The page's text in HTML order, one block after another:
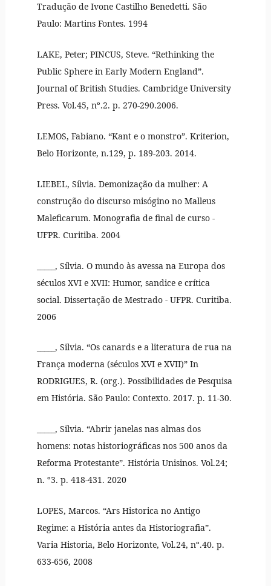
Tradução de Ivone Castilho Benedetti. São
Paulo: Martins Fontes. 1994
LAKE, Peter; PINCUS, Steve. “Rethinking the
Public Sphere in Early Modern England”.
Journal of British Studies. Cambridge University
Press. Vol.45, nº.2. p. 270-290.2006.
LEMOS, Fabiano. “Kant e o monstro”. Kriterion,
Belo Horizonte, n.129, p. 189-203. 2014.
LIEBEL, Sílvia. Demonização da mulher: A
construção do discurso misógino no Malleus
Maleficarum. Monografia de final de curso -
UFPR. Curitiba. 2004
_____, Sílvia. O mundo às avessa na Europa dos
séculos XVI e XVII: Humor, sandice e crítica
social. Dissertação de Mestrado - UFPR. Curitiba.
2006
_____, Silvia. “Os canards e a literatura de rua na
França moderna (séculos XVI e XVII)” In
RODRIGUES, R. (org.). Possibilidades de Pesquisa
em História. São Paulo: Contexto. 2017. p. 11-30.
_____, Silvia. “Abrir janelas nas almas dos
homens: notas historiográficas nos 500 anos da
Reforma Protestante”. História Unisinos. Vol.24;
n. º3. p. 418-431. 2020
LOPES, Marcos. “Ars Historica no Antigo
Regime: a História antes da Historiografia”.
Varia Historia, Belo Horizonte, Vol.24, nº.40. p.
633-656, 2008